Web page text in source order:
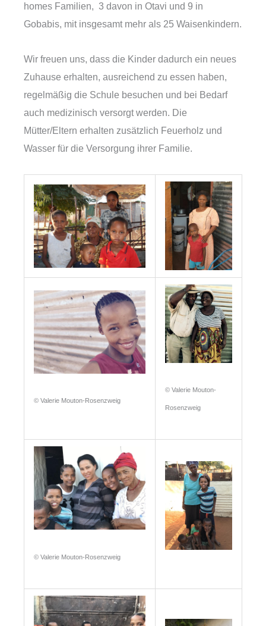
homes Familien, 3 davon in Otavi und 9 in
Gobabis, mit insgesamt mehr als 25 Waisenkindern.
Wir freuen uns, dass die Kinder dadurch ein neues
Zuhause erhalten, ausreichend zu essen haben,
regelmäßig die Schule besuchen und bei Bedarf
auch medizinisch versorgt werden. Die
Mütter/Eltern erhalten zusätzlich Feuerholz und
Wasser für die Versorgung ihrer Familie.
© Valerie Mouton-Rosenzweig
© Valerie Mouton-
Rosenzweig
© Valerie Mouton-Rosenzweig